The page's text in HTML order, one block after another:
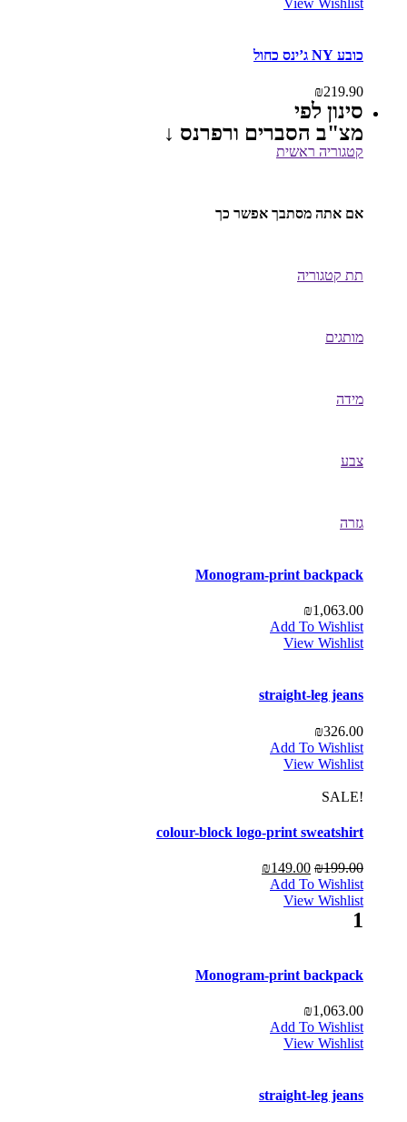
View Wishlist
כובע NY ג’ינס כחול
₪219.90
סינון לפי
מצ"ב הסברים ורפרנס ↓
קטגוריה ראשית
אם אתה מסתבך אפשר כך
תת קטגוריה
מותגים
מידה
צבע
גזרה
Monogram-print backpack
₪1,063.00
Add To Wishlist
View Wishlist
straight-leg jeans
₪326.00
Add To Wishlist
View Wishlist
!SALE
colour-block logo-print sweatshirt
₪199.00
₪149.00
Add To Wishlist
View Wishlist
1
Monogram-print backpack
₪1,063.00
Add To Wishlist
View Wishlist
straight-leg jeans